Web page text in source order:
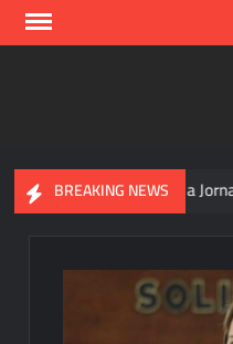
Skip
BREAKING NEWS
convoca a Jornada